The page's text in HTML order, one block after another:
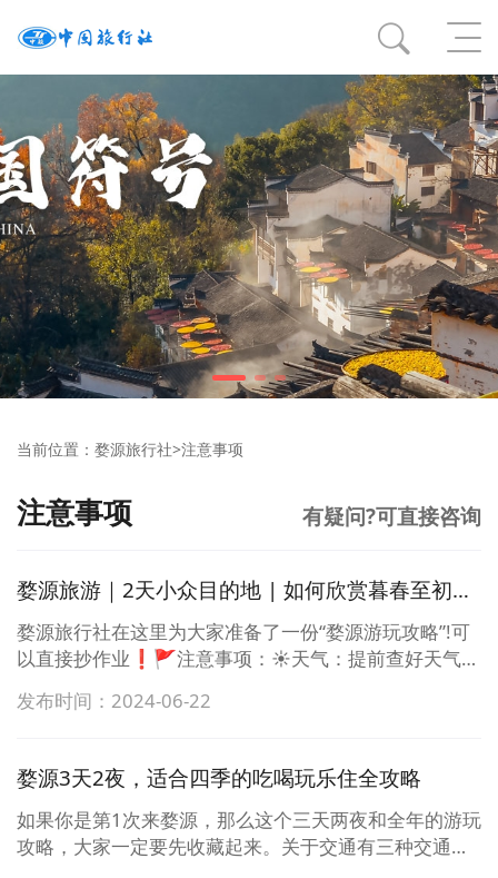
当前位置： 婺源旅行社>注意事项
注意事项 有疑问?可直接咨询
婺源旅游｜2天小众目的地 | 如何欣赏暮春至初夏的优美风景?
婺源旅行社在这里为大家准备了一份“婺源游玩攻略”!可
以直接抄作业❗️🚩注意事项：☀️天气：提前查好天气哟
品、防晒霜、洗漱用品🚗关于交通：乘坐高铁🚄或者自
游景点太多，古村落分布各个角落。飞机✈️可以到上
饶，黄山，景德镇后中转换乘。🏠婺源住宿安排：🔸婺
源城区：商业繁华，性价比较高，离景区远🔸景区周
边：农家乐民宿为主，出门即风景价格稍贵📍婺源旅游
发布时间：2024-06-22
婺源3天2夜，适合四季的吃喝玩乐住全攻略
如果你是第1次来婺源，那么这个三天两夜和全年的游玩
攻略，大家一定要先收藏起来。关于交通有三种交通方